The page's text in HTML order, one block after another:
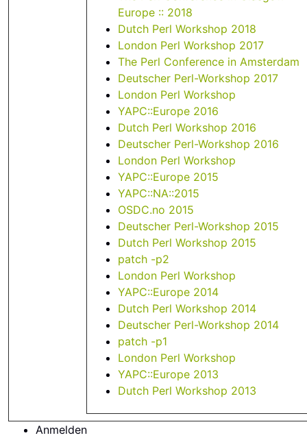
Europe :: 2018
Dutch Perl Workshop 2018
London Perl Workshop 2017
The Perl Conference in Amsterdam
Deutscher Perl-Workshop 2017
London Perl Workshop
YAPC::Europe 2016
Dutch Perl Workshop 2016
Deutscher Perl-Workshop 2016
London Perl Workshop
YAPC::Europe 2015
YAPC::NA::2015
OSDC.no 2015
Deutscher Perl-Workshop 2015
Dutch Perl Workshop 2015
patch -p2
London Perl Workshop
YAPC::Europe 2014
Dutch Perl Workshop 2014
Deutscher Perl-Workshop 2014
patch -p1
London Perl Workshop
YAPC::Europe 2013
Dutch Perl Workshop 2013
Anmelden